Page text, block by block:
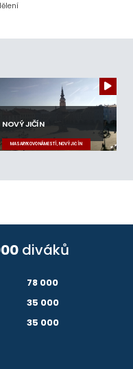
NOVÝ JIČÍN
MASARYKOVO NÁMĚSTÍ, NOVÝ JIČÍN
diváků
78 000
35 000
35 000